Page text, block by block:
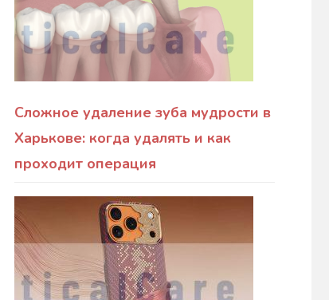
Сложное удаление зуба мудрости в
Харькове: когда удалять и как
проходит операция